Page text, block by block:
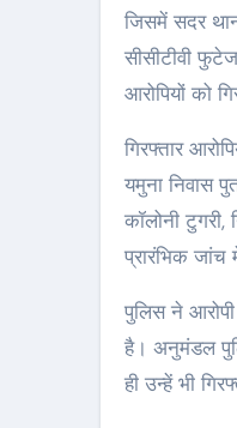
जिसमें सदर
सीसीटीवी
आरोपियों को
गिरफ्तार
यमुना निवास
कॉलोनी
प्रारंभिक जांच
पुलिस ने
है। अनुमंडल
ही उन्हें भी